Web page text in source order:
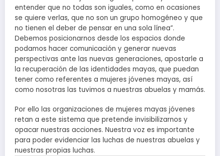
entender que no todas son iguales, como en ocasiones
se quiere verlas, que no son un grupo homogéneo y que
no tienen el deber de pensar en una sola línea”.
Debemos posicionarnos desde los espacios donde
podamos hacer comunicación y generar nuevas
perspectivas ante las nuevas generaciones, apostarle a
la recuperación de las identidades mayas, que puedan
tener como referentes a mujeres jóvenes mayas, así
como nosotras las tuvimos a nuestras abuelas y mamás.
Por ello las organizaciones de mujeres mayas jóvenes
retan a este sistema que pretende invisibilizarnos y
opacar nuestras acciones. Nuestra voz es importante
para poder evidenciar las luchas de nuestras abuelas y
nuestras propias luchas.